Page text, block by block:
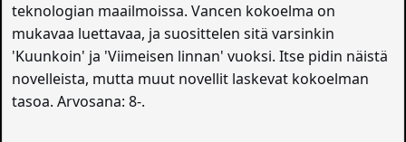
teknologian maailmoissa. Vancen kokoelma on
mukavaa luettavaa, ja suosittelen sitä varsinkin
'Kuunkoin' ja 'Viimeisen linnan' vuoksi. Itse pidin näistä
novelleista, mutta muut novellit laskevat kokoelman
tasoa. Arvosana: 8-.